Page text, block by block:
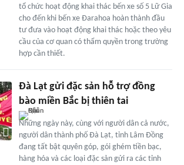
tổ chức hoạt động khai thác bến xe số 5 Lữ Gia
cho đến khi bến xe Đarahoa hoàn thành đầu
tư đưa vào hoạt động khai thác hoặc theo yêu
cầu của cơ quan có thẩm quyền trong trường
hợp cần thiết.
Đà Lạt gửi đặc sản hỗ trợ đồng
bào miền Bắc bị thiên tai
Những ngày này, cùng với người dân cả nước,
người dân thành phố Đà Lạt, tỉnh Lâm Đồng
đang tất bật quyên góp, gói ghém tiền bạc,
hàng hóa và các loại đặc sản gửi ra các tỉnh